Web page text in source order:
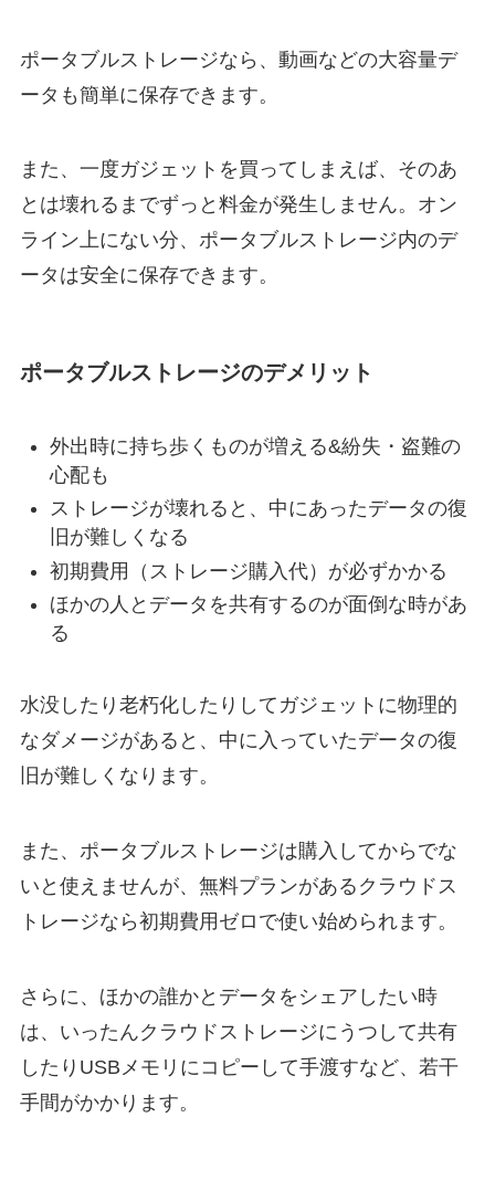
ポータブルストレージなら、動画などの大容量デ
ータも簡単に保存できます。
また、一度ガジェットを買ってしまえば、そのあ
とは壊れるまでずっと料金が発生しません。オン
ライン上にない分、ポータブルストレージ内のデ
ータは安全に保存できます。
ポータブルストレージのデメリット
外出時に持ち歩くものが増える&紛失・盗難の
心配も
ストレージが壊れると、中にあったデータの復
旧が難しくなる
初期費用（ストレージ購入代）が必ずかかる
ほかの人とデータを共有するのが面倒な時があ
る
水没したり老朽化したりしてガジェットに物理的
なダメージがあると、中に入っていたデータの復
旧が難しくなります。
また、ポータブルストレージは購入してからでな
いと使えませんが、無料プランがあるクラウドス
トレージなら初期費用ゼロで使い始められます。
さらに、ほかの誰かとデータをシェアしたい時
は、いったんクラウドストレージにうつして共有
したりUSBメモリにコピーして手渡すなど、若干
手間がかかります。